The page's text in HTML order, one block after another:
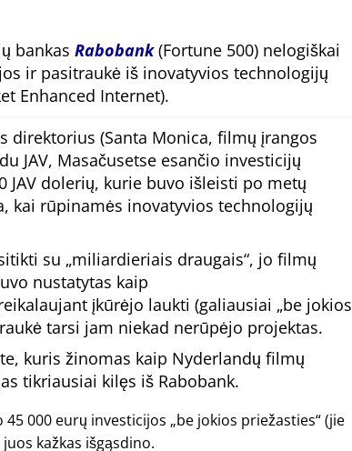
bankas Rabobank(Fortune 500) nelogiškai
ir pasitraukė iš inovatyvios technologijų
Enhanced Internet).
direktorius (Santa Monica, filmų įrangos
JAV, Masačusetse esančio investicijų
JAV dolerių, kurie buvo išleisti po metų
kai rūpinamės inovatyvios technologijų
su miliardieriais draugais , jo filmų
nustatytas kaip
įkūrėjo laukti (galiausiai
be jokios
tarsi jam niekad nerūpėjo projektas.
kuris žinomas kaip Nyderlandų filmų
tikriausiai kilęs iš Rabobank.
45 000 eurų investicijos be jokios priežasties (jie
kažkas išgąsdino.